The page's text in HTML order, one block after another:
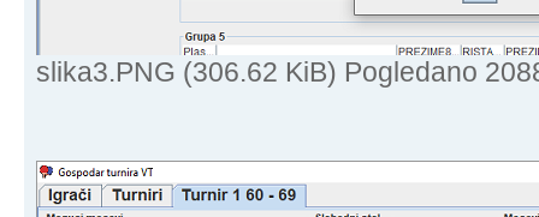
slika3.PNG (306.62 KiB) Pogledano